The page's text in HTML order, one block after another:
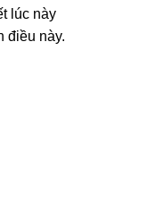
lúc này
điều này.